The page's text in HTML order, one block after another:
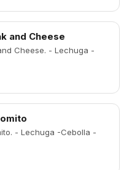
and Cheese
Cheese. - Lechuga -
- Lechuga -Cebolla -